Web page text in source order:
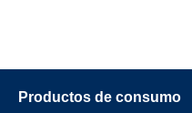
Productos de consumo